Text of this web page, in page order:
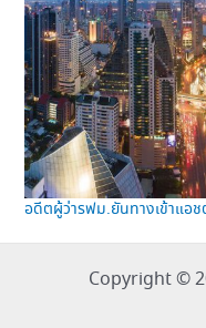
อดีตผู้ว่ารฟม.ยันทางเข้าแอ
Copyright ©